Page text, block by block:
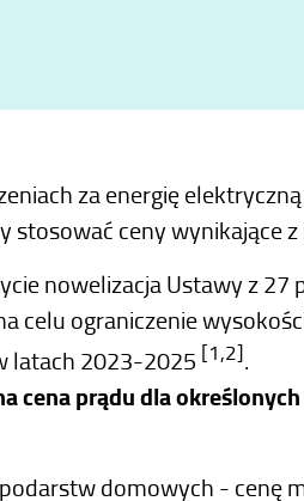
za energię
stosować ceny wynikające
nowelizacja Ustawy z
celu ograniczenie
latach 2023-2025 [1,2].
cena prądu dla
domowych - cenę